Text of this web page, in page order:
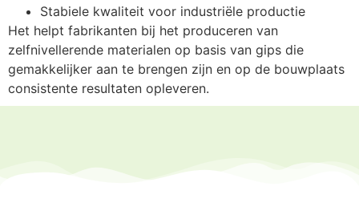
Stabiele kwaliteit voor industriële productie
Het helpt fabrikanten bij het produceren van
zelfnivellerende materialen op basis van gips die
gemakkelijker aan te brengen zijn en op de bouwplaats
consistente resultaten opleveren.